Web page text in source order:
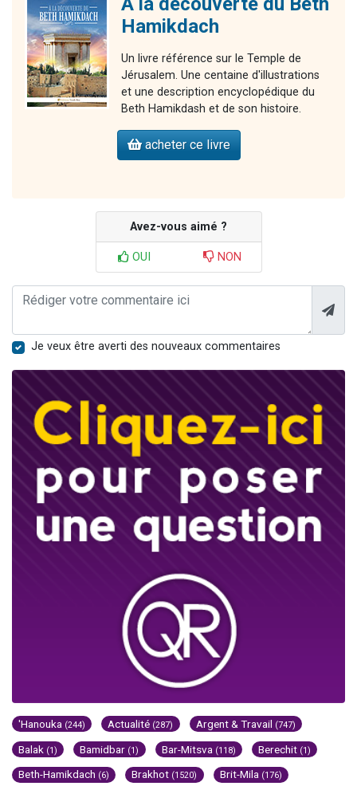
Hamikdach
Un livre référence sur le Temple de
Jérusalem. Une centaine d'illustrations
et une description encyclopédique du
Beth Hamikdash et de son histoire.
acheter ce livre
Avez-vous aimé ?
OUI NON
Je veux être averti des nouveaux commentaires
'Hanouka (244) Actualité (287) Argent & Travail (747)
Balak (1) Bamidbar (1) Bar-Mitsva (118) Berechit (1)
Beth-Hamikdach (6) Brakhot (1520) Brit-Mila (176)